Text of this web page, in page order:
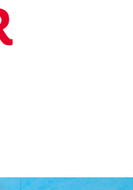
OFERTE DE NERATAT